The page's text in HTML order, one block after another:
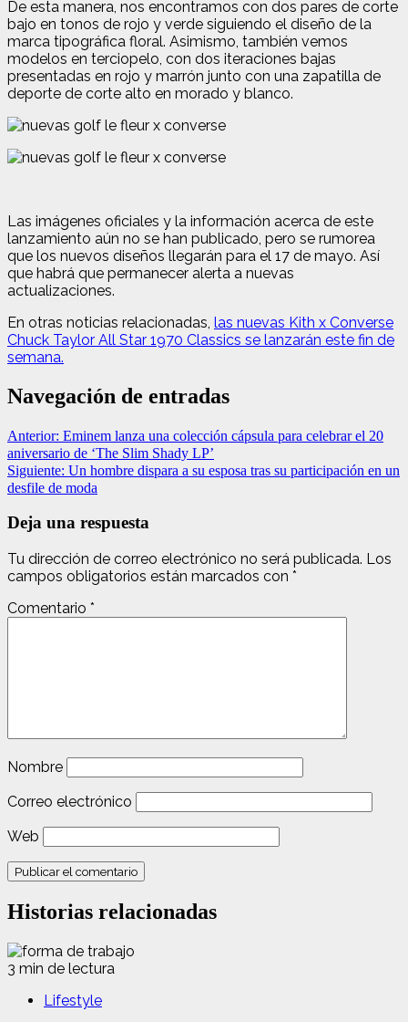
De esta manera, nos encontramos con dos pares de corte
bajo en tonos de rojo y verde siguiendo el diseño de la
marca tipográfica floral. Asimismo, también vemos
modelos en terciopelo, con dos iteraciones bajas
presentadas en rojo y marrón junto con una zapatilla de
deporte de corte alto en morado y blanco.
Las imágenes oficiales y la información acerca de este
lanzamiento aún no se han publicado, pero se rumorea
que los nuevos diseños llegarán para el 17 de mayo. Así
que habrá que permanecer alerta a nuevas
actualizaciones.
En otras noticias relacionadas, las nuevas Kith x Converse
Chuck Taylor All Star 1970 Classics se lanzarán este fin de
semana.
Navegación de entradas
Anterior: Eminem lanza una colección cápsula para celebrar el 20
aniversario de ‘The Slim Shady LP’
Siguiente: Un hombre dispara a su esposa tras su participación en un
desfile de moda
Deja una respuesta
Tu dirección de correo electrónico no será publicada. Los
campos obligatorios están marcados con *
Comentario *
Nombre
Correo electrónico
Web
Historias relacionadas
3 min de lectura
Lifestyle